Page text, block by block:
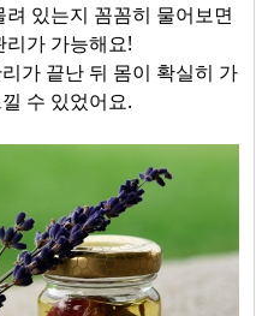
있는지 꼼꼼히 물어보면
리가 가능해요!
가 끝난 뒤 몸이 확실히 가
수 있었어요.